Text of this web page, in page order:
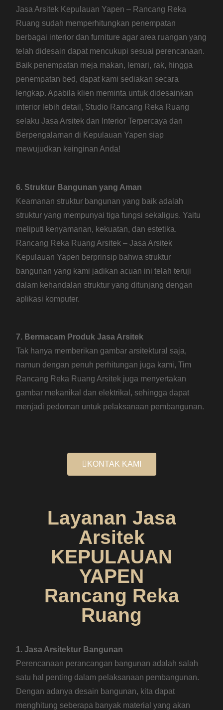
Jasa Arsitek Kepulauan Yapen – Rancang Reka
Ruang sudah memperhitungkan penempatan
berbagai interior dan furniture agar area ruangan yang
telah didesain dapat mencukupi sesuai perencanaan.
Baik penempatan meja makan, lemari, rak, hingga
penempatan bed, dapat kami sediakan secara
lengkap. Apabila klien meminta untuk didesainkan
interior lebih detail, Studio Rancang Reka Ruang
selaku Jasa Arsitek dan Interior Terpercaya dan
Berpengalaman di Kepulauan Yapen siap
mewujudkan keinginan Anda!
6. Struktur Bangunan yang Aman
Keamanan struktur bangunan yang baik adalah
struktur yang mempunyai tiga fungsi sekaligus. Yaitu
meliputi kenyamanan, kekuatan, dan estetika.
Rancang Reka Ruang Arsitek – Jasa Arsitek
Kepulauan Yapen berprinsip bahwa struktur
bangunan yang kami jadikan acuan ini telah teruji
dalam kehandalan struktur yang ditunjang dengan
aplikasi komputer.
7. Bermacam Produk Jasa Arsitek
Tak hanya memberikan gambar arsitektural saja,
namun dengan penuh perhitungan juga kami, Tim
Rancang Reka Ruang Arsitek juga menyertakan
gambar mekanikal dan elektrikal, sehingga dapat
menjadi pedoman untuk pelaksanaan pembangunan.
KONTAK KAMI
Layanan Jasa
Arsitek
KEPULAUAN
YAPEN
Rancang Reka
Ruang
1. Jasa Arsitektur Bangunan
Perencanaan perancangan bangunan adalah salah
satu hal penting dalam pelaksanaan pembangunan.
Dengan adanya desain bangunan, kita dapat
menghitung seberapa banyak material yang akan